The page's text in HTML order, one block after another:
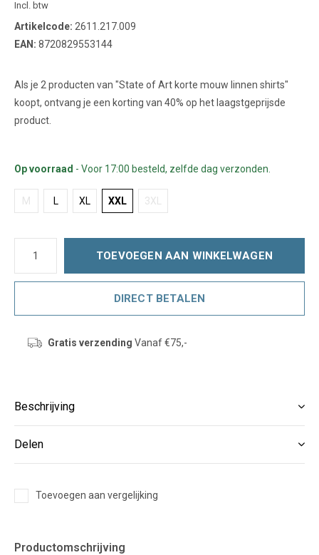
Incl. btw
Artikelcode: 2611.217.009
EAN: 8720829553144
Als je 2 producten van "State of Art korte mouw linnen shirts"
koopt, ontvang je een korting van 40% op het laagstgeprijsde
product.
Op voorraad - Voor 17:00 besteld, zelfde dag verzonden.
M L XL XXL 3XL
TOEVOEGEN AAN WINKELWAGEN
DIRECT BETALEN
Gratis verzending Vanaf €75,-
Beschrijving
Delen
Toevoegen aan vergelijking
Productomschrijving